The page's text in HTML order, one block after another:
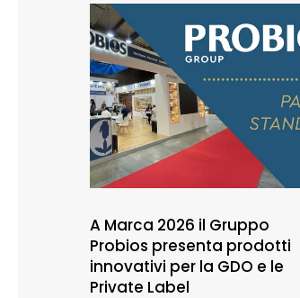
A Marca 2026 il Gruppo
Probios presenta prodotti
innovativi per la GDO e le
Private Label